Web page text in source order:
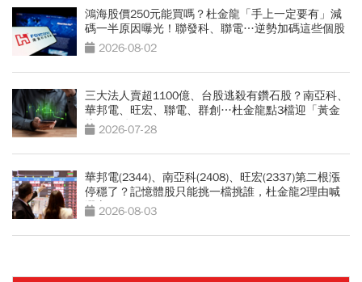
鴻海股價250元能買嗎？杜金龍「手上一定要有」減
碼一半原因曝光！聯發科、聯電…逆勢加碼這些個股
2026-08-02
三大法人賣超1100億、台股逃殺有鑽石股？南亞科、
華邦電、旺宏、聯電、群創…杜金龍點3檔迎「黃金
坑」買點
2026-07-28
華邦電(2344)、南亞科(2408)、旺宏(2337)第二根漲
停穩了？記憶體股只能挑一檔挑誰，杜金龍2理由喊
選它2026-08-03